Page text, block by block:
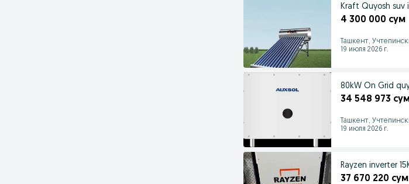
Kraft Quyosh suv
4 300 000 сум
Ташкент,
19 июля 2026 г.
80kW On Grid
34 548 973
Ташкент,
19 июля 2026 г.
Rayzen inverter
37 670 220 сум